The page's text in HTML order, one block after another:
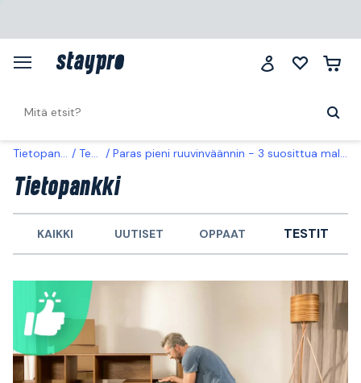
Tietopankki Testit Paras pieni ruuvinväännin - 3 suosittua mallia alle 100 eurolla
Tietopankki
KAIKKI UUTISET OPPAAT TESTIT